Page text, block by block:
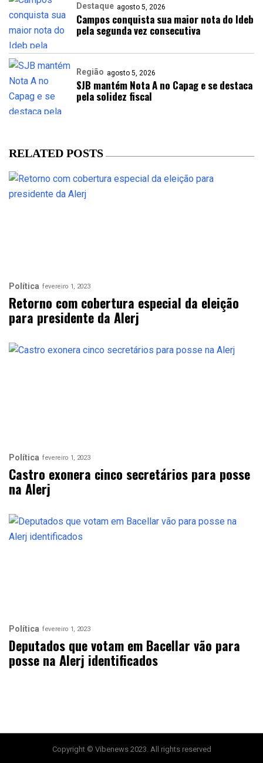
Destaque agosto 5, 2026
Campos conquista sua maior nota do Ideb
pela segunda vez consecutiva
Região agosto 5, 2026
SJB mantém Nota A no Capag e se destaca
pela solidez fiscal
RELATED POSTS
Política fevereiro 1, 2023
Retorno com cobertura especial da eleição
para presidente da Alerj
Política fevereiro 1, 2023
Castro exonera cinco secretários para posse
na Alerj
Política fevereiro 1, 2023
Deputados que votam em Bacellar vão para
posse na Alerj identificados
Copyright © Vibenews 2023. All rights reserved